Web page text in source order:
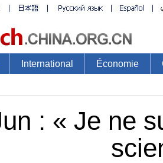
International Économie
: « Je ne